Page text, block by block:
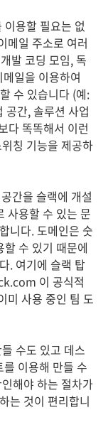
용할 필요는 없
메일 주소로 여러
발 코딩 모임, 독
일을 이용하여
수 있습니다 (예:
공간, 솔루션 사업
다 똑똑해서 이런
칭 기능을 제공하
간을 슬랙에 개설
사용할 수 있는 문
니다. 도메인은 숫
수 있기 때문에
. 여기에 슬랙 탑
이 공식적
미 사용 중인 팀 도
수도 있고 데스
이용해 만들 수
해야 하는 절차가
는 것이 편리합니